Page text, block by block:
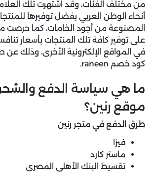
من مختلف الفئات، وقد اشتهرت تلك
أنحاء الوطن العربي بفضل توفيرها
على توفير كافة تلك المنتجات بأسعار
في المواقع الإلكترونية الأخرى، وذلك عن
كود خصم raneen.
ما هي سياسة الدفع
موقع رنين؟
طرق الدفع في متجر رنين
فيزا
ماستر كارد
تقسيط البنك الأهلي المصري